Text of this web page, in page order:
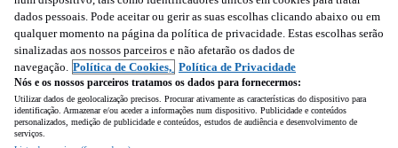
Experimenta a aplicação
dados pessoais. Pode aceitar ou gerir as suas escolhas clicando abaixo ou em
qualquer momento na página da política de privacidade. Estas escolhas serão
sinalizadas aos nossos parceiros e não afetarão os dados de
navegação. Política de Cookies, Política de Privacidade
Nós e os nossos parceiros tratamos os dados para fornecermos:
Utilizar dados de geolocalização precisos. Procurar ativamente as características do dispositivo para
identificação. Armazenar e/ou aceder a informações num dispositivo. Publicidade e conteúdos
personalizados, medição de publicidade e conteúdos, estudos de audiência e desenvolvimento de
serviços.